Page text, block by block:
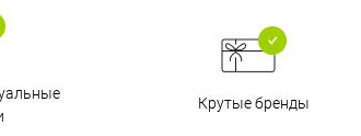
Крутые бренды